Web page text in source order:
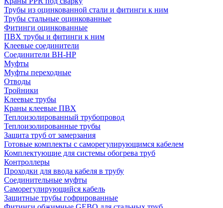
Трубы из оцинкованной стали и фитинги к ним
Трубы стальные оцинкованные
Фитинги оцинкованные
ПВХ трубы и фитинги к ним
Клеевые соединители
Соединители ВН-НР
Муфты
Муфты переходные
Отводы
Тройники
Клеевые трубы
Краны клеевые ПВХ
Теплоизолированный трубопровод
Теплоизолированные трубы
Защита труб от замерзания
Готовые комплекты с саморегулирующимся кабелем
Комплектующие для системы обогрева труб
Контроллеры
Проходки для ввода кабеля в трубу
Соединительные муфты
Саморегулирующийся кабель
Защитные трубы гофрированные